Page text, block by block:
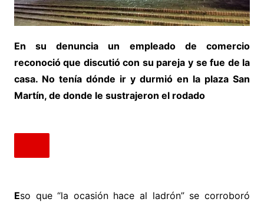
En su denuncia un empleado de comercio
reconoció que discutió con su pareja y se fue de la
casa. No tenía dónde ir y durmió en la plaza San
Martín, de donde le sustrajeron el rodado
Eso que “la ocasión hace al ladrón” se corroboró